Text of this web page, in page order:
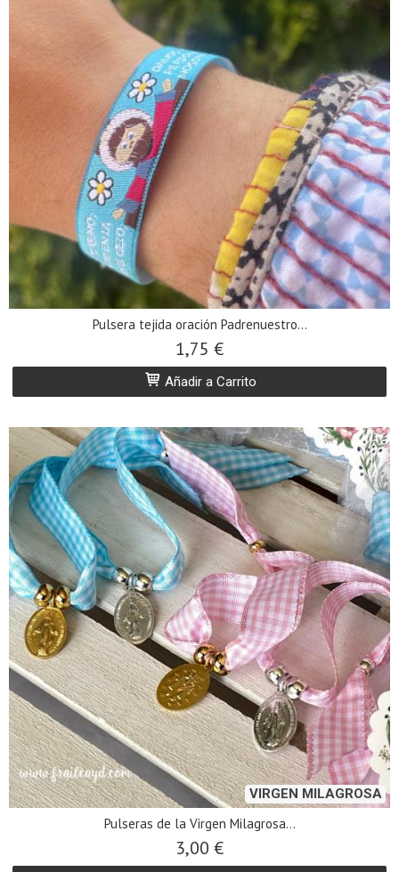
Pulsera tejida oración Padrenuestro...
1,75 €
Añadir a Carrito
VIRGEN MILAGROSA
Pulseras de la Virgen Milagrosa...
3,00 €